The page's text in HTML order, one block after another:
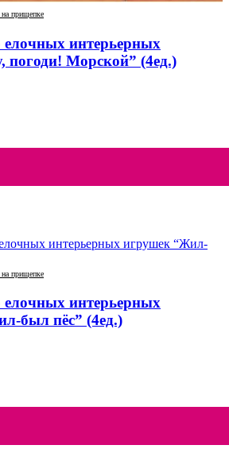
прищепке
интерьерных
погоди! Морской” (4ед.)
прищепке
интерьерных
был пёс” (4ед.)